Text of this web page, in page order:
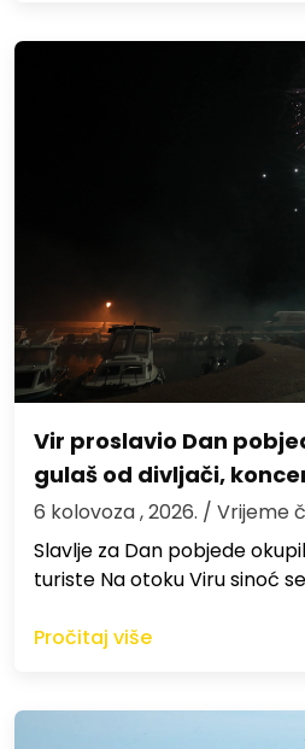
Vir proslavio Dan
gulaš od divljači,
6 kolovoza , 2026. / Vrijeme
Slavlje za Dan pobjede
turiste Na otoku Viru sinoć
Pročitaj više